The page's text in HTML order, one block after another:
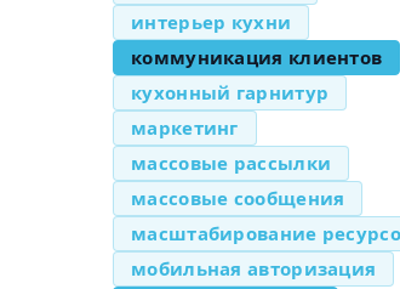
интерьер кухни
коммуникация клиентов
кухонный гарнитур
маркетинг
массовые рассылки
массовые сообщения
масштабирование
мобильная авторизация